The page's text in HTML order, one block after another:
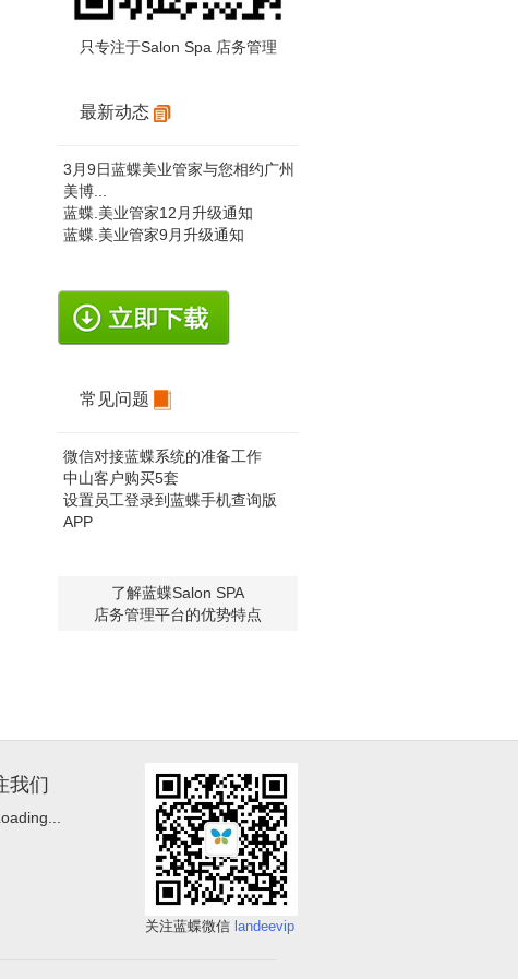
只专注于Salon Spa 店务管理
最新动态
3月9日蓝蝶美业管家与您相约广州
美博...
蓝蝶.美业管家12月升级通知
蓝蝶.美业管家9月升级通知
常见问题
微信对接蓝蝶系统的准备工作
中山客户购买5套
设置员工登录到蓝蝶手机查询版
APP
了解蓝蝶Salon SPA
店务管理平台的优势特点
我们
关注蓝蝶微信 landeevip